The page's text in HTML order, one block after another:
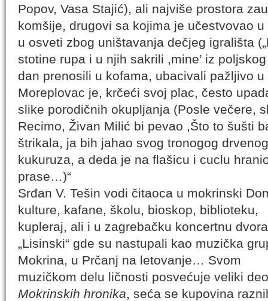
Popov, Vasa Stajić), ali najviše prostora
komšije, drugovi sa kojima je učestvovao
u osveti zbog uništavanja dečjeg igrališta
stotine rupa i u njih sakrili ,mine’ iz
dan prenosili u kofama, ubacivali pažljivo
Moreplovac je, krčeći svoj plac, često
slike porodičnih okupljanja (Posle večere,
Recimo, Živan Milić bi pevao ,Što to šušti
štrikala, ja bih jahao svog tronogog
kukuruza, a deda je na flašicu i cuclu
prase…)“
Srđan V. Tešin vodi čitaoca u mokrinski
kulture, kafane, školu, bioskop, biblioteku,
kupleraj, ali i u zagrebačku koncertnu
„Lisinski“ gde su nastupali kao muzička
Mokrina, u Prčanj na letovanje… Svom
muzičkom delu ličnosti posvećuje veliki deo
Mokrinskih hronika, seća se kupovina